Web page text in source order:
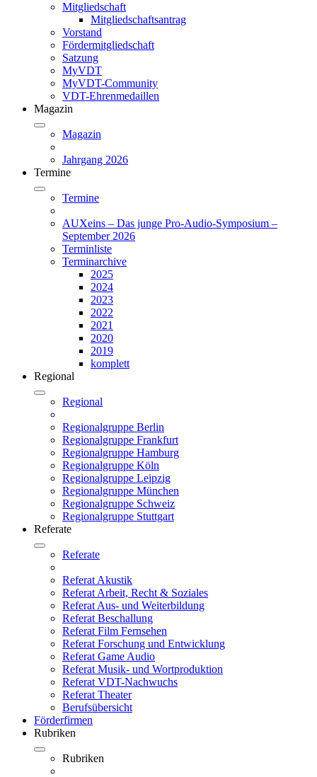
Mitgliedschaft
Mitgliedschaftsantrag
Vorstand
Fördermitgliedschaft
Satzung
MyVDT
MyVDT-Community
VDT-Ehrenmedaillen
Magazin
Magazin
Jahrgang 2026
Termine
Termine
AUXeins – Das junge Pro-Audio-Symposium –
September 2026
Terminliste
Terminarchive
2025
2024
2023
2022
2021
2020
2019
komplett
Regional
Regional
Regionalgruppe Berlin
Regionalgruppe Frankfurt
Regionalgruppe Hamburg
Regionalgruppe Köln
Regionalgruppe Leipzig
Regionalgruppe München
Regionalgruppe Schweiz
Regionalgruppe Stuttgart
Referate
Referate
Referat Akustik
Referat Arbeit, Recht & Soziales
Referat Aus- und Weiterbildung
Referat Beschallung
Referat Film Fernsehen
Referat Forschung und Entwicklung
Referat Game Audio
Referat Musik- und Wortproduktion
Referat VDT-Nachwuchs
Referat Theater
Berufsübersicht
Förderfirmen
Rubriken
Rubriken